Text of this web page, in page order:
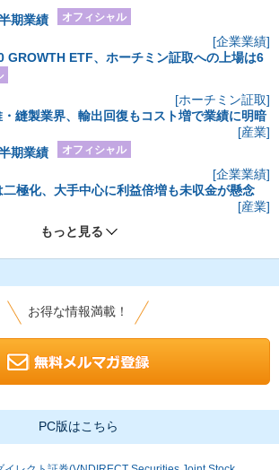
期業績 オフィシャル
[企業業績]
GROWTH ETF、ホーチミン証取への上場は6
[ホーチミン証取]
縫製業界、輸出回復もコスト増で業績に明暗
[産業]
期業績
オフィシャル
[企業業績]
極化、大手中心に利益倍増も未収金が懸念
[産業]
もっと見る
お得な情報満載！
PC版はこちら